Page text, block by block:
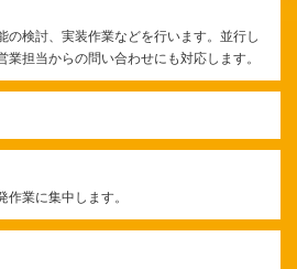
の検討、実装作業などを行います。並行し
業担当からの問い合わせにも対応します。
作業に集中します。